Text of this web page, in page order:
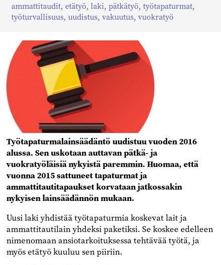
Facebookissa
Twitterissä
Linkedinissä
ammattitaudit, etätyö, laki, pätkätyö, työtapaturmat,
työturvallisuus, uudistus, vakuutus, vuokratyö
Työtapaturmalainsäädäntö uudistuu vuoden 2016
alussa. Sen uskotaan auttavan pätkä- ja
vuokratyöläisiä nykyistä paremmin. Huomaa, että
vuonna 2015 sattuneet tapaturmat ja
ammattitautitapaukset korvataan jatkossakin
nykyisen lainsäädännön mukaan.
Uusi laki yhdistää työtapaturmia koskevat lait ja
ammattitautilain yhdeksi paketiksi. Se koskee edelleen
nimenomaan ansiotarkoituksessa tehtävää työtä, ja
myös etätyö kuuluu sen piiriin.